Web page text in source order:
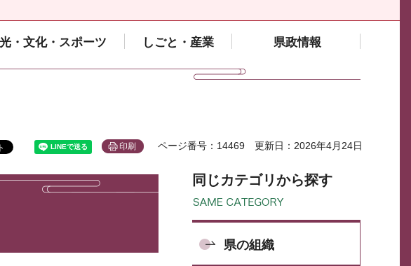
・文化・スポーツ しごと・産業 県政情報
印刷 ページ番号：14469 更新日：2026年4月24日
同じカテゴリから探す
県の組織